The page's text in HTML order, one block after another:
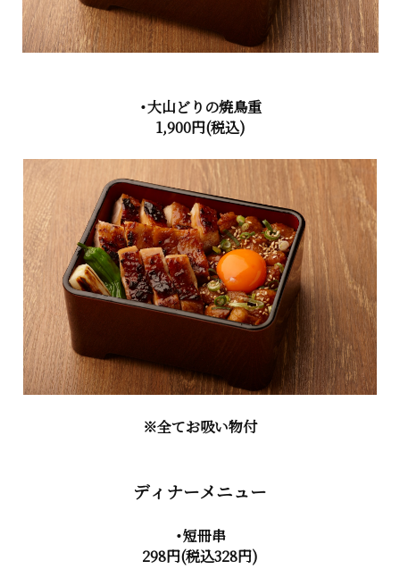
・大山どりの焼鳥重
1,900円(税込)
※全てお吸い物付
ディナーメニュー
・短冊串
298円(税込328円)